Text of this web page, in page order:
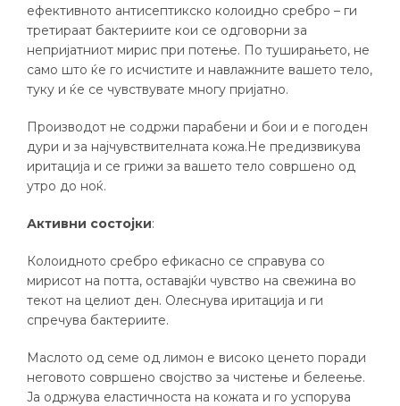
ефективното антисептикско колоидно сребро – ги
третираат бактериите кои се одговорни за
непријатниот мирис при потење. По туширањето, не
само што ќе го исчистите и навлажните вашето тело,
туку и ќе се чувствувате многу пријатно.
Производот не содржи парабени и бои и е погоден
дури и за најчувствителната кожа.Не предизвикува
иритација и се грижи за вашето тело совршено од
утро до ноќ.
Активни состојки:
Колоидното сребро ефикасно се справува со
мирисот на потта, оставајќи чувство на свежина во
текот на целиот ден. Олеснува иритација и ги
спречува бактериите.
Маслото од семе од лимон е високо ценето поради
неговото совршено својство за чистење и белеење.
Ја одржува еластичноста на кожата и го успорува